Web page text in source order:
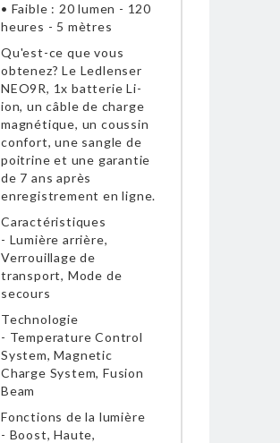
• Faible : 20 lumen - 120
heures - 5 mètres
Qu'est-ce que vous
obtenez? Le Ledlenser
NEO9R, 1x batterie Li-
ion, un câble de charge
magnétique, un coussin
confort, une sangle de
poitrine et une garantie
de 7 ans après
enregistrement en ligne.
Caractéristiques
- Lumière arrière,
Verrouillage de
transport, Mode de
secours
Technologie
- Temperature Control
System, Magnetic
Charge System, Fusion
Beam
Fonctions de la lumière
- Boost, Haute,